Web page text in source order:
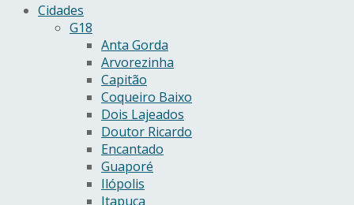
Cidades
G18
Anta Gorda
Arvorezinha
Capitão
Coqueiro Baixo
Dois Lajeados
Doutor Ricardo
Encantado
Guaporé
Ilópolis
Itapuca